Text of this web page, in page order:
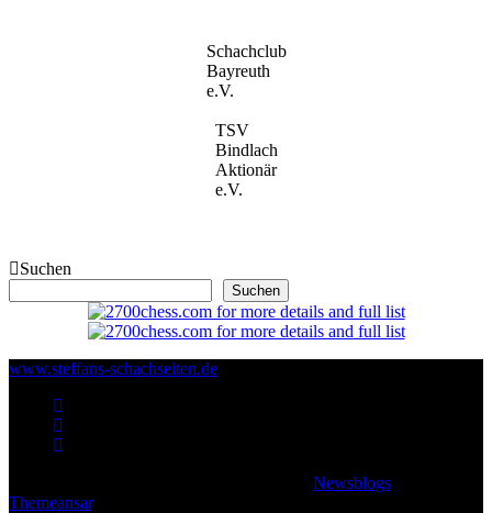
Schachclub
Bayreuth
e.V.
TSV
Bindlach
Aktionär
e.V.
Suchen
Suchen
www.steffans-schachseiten.de
Newsblogs
Themeansar.